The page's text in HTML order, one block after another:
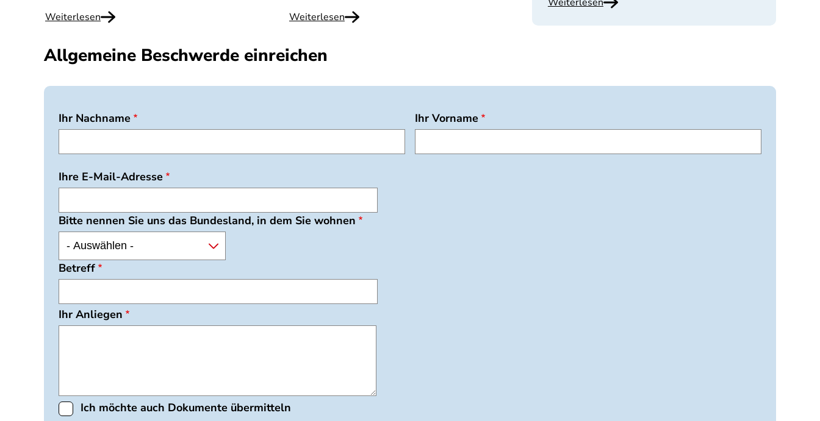
Weiterlesen Weiterlesen
Allgemeine Beschwerde einreichen
Ihr Nachname Ihr Vorname
Ihre E-Mail-Adresse
Bitte nennen Sie uns das Bundesland, in dem Sie wohnen
Betreff
Ihr Anliegen
Ich möchte auch Dokumente übermitteln